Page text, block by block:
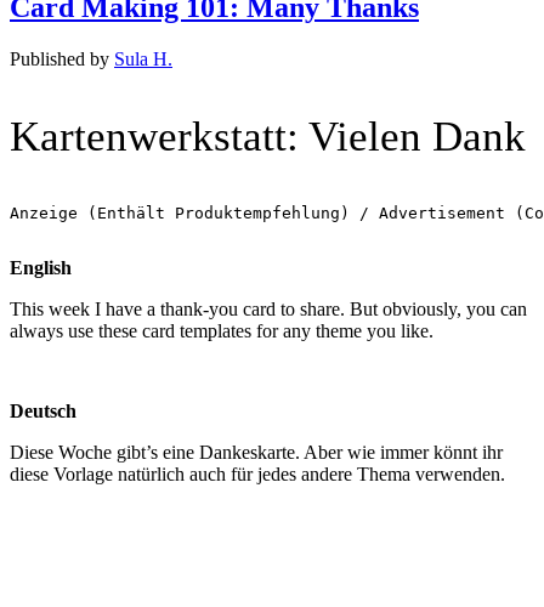
Card Making 101: Many Thanks
Published by Sula H.
Kartenwerkstatt: Vielen Dank
Anzeige (Enthält Produktempfehlung) / Advertisement
English
This week I have a thank-you card to share. But obviously, you can
always use these card templates for any theme you like.
Deutsch
Diese Woche gibt’s eine Dankeskarte. Aber wie immer könnt ihr
diese Vorlage natürlich auch für jedes andere Thema verwenden.